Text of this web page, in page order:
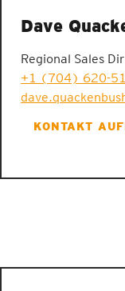
Dave
Regional Sales
+1 (704) 620-
KONTAKT